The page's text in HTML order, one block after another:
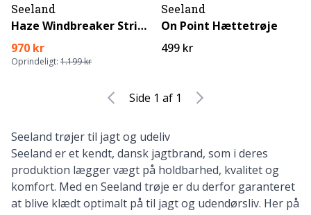
Seeland
Haze Windbreaker Striktrøje
970 kr
Oprindeligt: 1.199 kr
Seeland
On Point Hættetrøje
499 kr
Side 1 af 1
Seeland trøjer til jagt og udeliv
Seeland er et kendt, dansk jagtbrand, som i deres
produktion lægger vægt på holdbarhed, kvalitet og
komfort. Med en Seeland trøje er du derfor garanteret
at blive klædt optimalt på til jagt og udendørsliv. Her på